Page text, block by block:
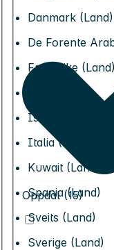
Danmark (Land)
De Forente
Frankrike (Land)
India (Land)
Island (Land)
Italia (Land)
Kuwait (Land)
Spania (Land)
Sveits (Land)
Sverige (Land)
Oppdal (15)